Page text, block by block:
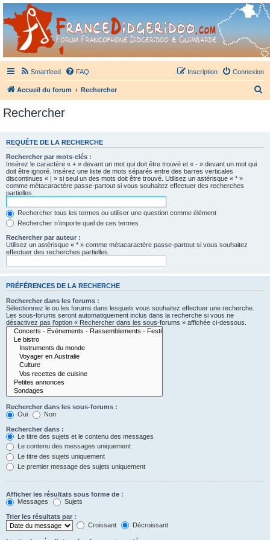
France Didgeridoo
Didgeridoo et Guimbarde sur France Didgeridoo - retrouvez la communauté.
Smartfeed FAQ Connexion
Inscription
Accueil du forum Rechercher
e
Rechercher
REQUÊTE DE LA RECHERCHE
Rechercher par mots-clés :
Insérez le caractère « + » devant un mot qui doit être trouvé et « - » devant un mot qui
doit être ignoré. Insérez une liste de mots séparés entre des barres verticales
discontinues « | » si seul un des mots doit être trouvé. Utilisez un astérisque « * »
comme métacaractère passe-partout si vous souhaitez effectuer des recherches
partielles.
Rechercher tous les termes ou utiliser une question comme élément
Rechercher n’importe quel de ces termes
Rechercher par auteur :
Utilisez un astérisque « * » comme métacaractère passe-partout si vous souhaitez
effectuer des recherches partielles.
PRÉFÉRENCES DE LA RECHERCHE
Rechercher dans les forums :
Sélectionnez le ou les forums dans lesquels vous souhaitez effectuer une recherche.
Les sous-forums seront automatiquement inclus dans la recherche si vous ne
désactivez pas l’option « Rechercher dans les sous-forums » affichée ci-dessous.
Rechercher dans les sous-forums :
Oui
Non
Rechercher dans :
Le titre des sujets et le contenu des messages
Le contenu des messages uniquement
Le titre des sujets uniquement
Le premier message des sujets uniquement
Afficher les résultats sous forme de :
Messages
Sujets
Trier les résultats par :
Croissant
Décroissant